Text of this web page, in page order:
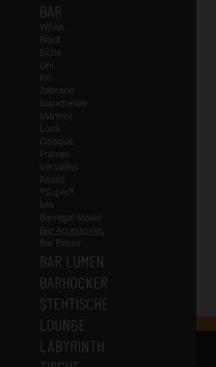
BAR
White
Black
Eiche
Uni
Rio
Zebrano
Manchester
Marmor
Look
Opaque
Frames
Versailles
Rosso
*Super*
Mix
Barregal Movie
Bar Accessoires
Bar Extras
BAR LUMEN
BARHOCKER
STEHTISCHE
LOUNGE
LABYRINTH